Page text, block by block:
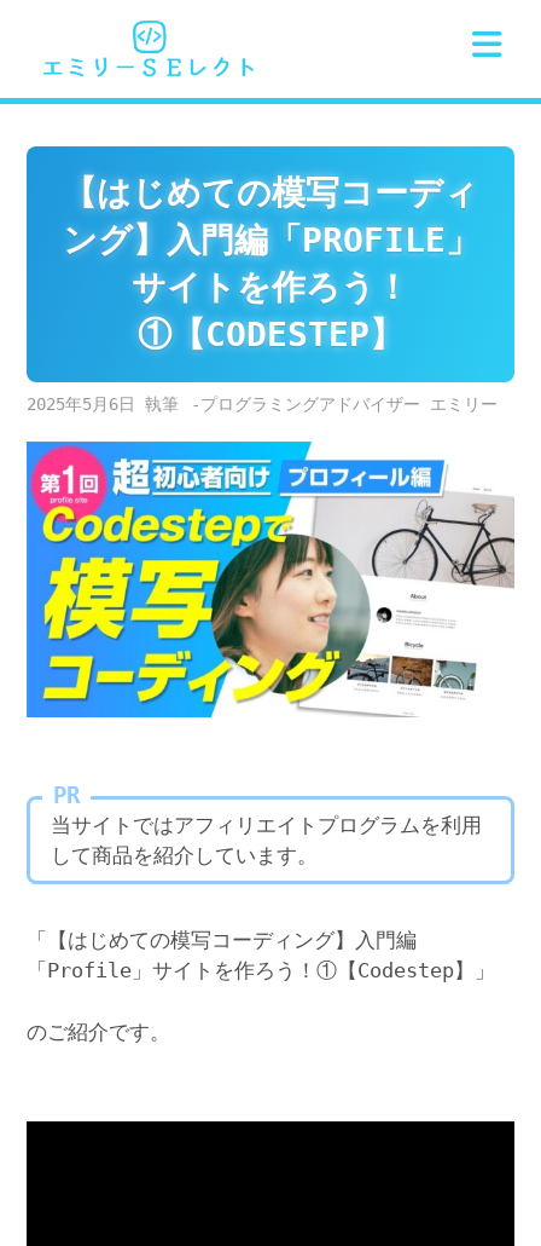
content
【はじめての模写コーディ
ング】入門編「PROFILE」
サイトを作ろう！
①【CODESTEP】
2025年5月6日 -プログラミングアドバイザー エミリー
PR
当サイトではアフィリエイトプログラムを利用
して商品を紹介しています。
「【はじめての模写コーディング】入門編
「Profile」サイトを作ろう！①【Codestep】」
のご紹介です。